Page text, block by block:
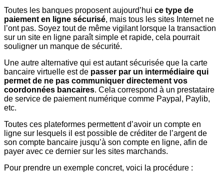
Toutes les banques proposent aujourd’hui ce type de
paiement en ligne sécurisé, mais tous les sites Internet ne
l’ont pas. Soyez tout de même vigilant lorsque la transaction
sur un site en ligne paraît simple et rapide, cela pourrait
souligner un manque de sécurité.
Une autre alternative qui est autant sécurisée que la carte
bancaire virtuelle est de passer par un intermédiaire qui
permet de ne pas communiquer directement vos
coordonnées bancaires. Cela correspond à un prestataire
de service de paiement numérique comme Paypal, Paylib,
etc.
Toutes ces plateformes permettent d’avoir un compte en
ligne sur lesquels il est possible de créditer de l’argent de
son compte bancaire jusqu’à son compte en ligne, afin de
payer avec ce dernier sur les sites marchands.
Pour prendre un exemple concret, voici la procédure :